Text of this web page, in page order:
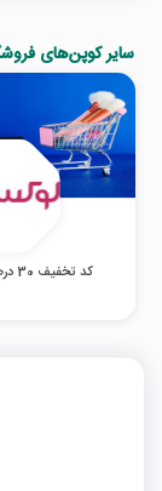
سایر کوپن‌های
کد تخفیف 30 درصدی لوکس ایرانا